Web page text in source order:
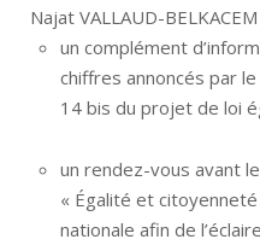
Najat VALLAUD-BELKACEM
un complément
chiffres annoncés par
14 bis du projet de loi
un rendez-vous avant
« Égalité et
nationale afin de